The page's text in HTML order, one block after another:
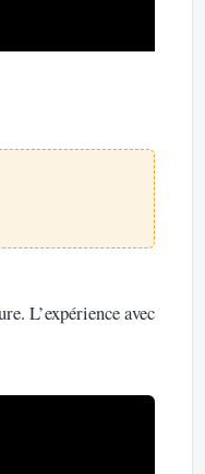
L’expérience avec